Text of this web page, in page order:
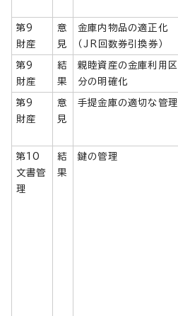
第9
財産
意
見
金庫内物品の適正化
（JR回数券引換券）
第9
財産
結
果
親睦資産の金庫利用区
分の明確化
第9
財産
意
見
手提金庫の適切な管理
第10
文書管
理
結
果
鍵の管理